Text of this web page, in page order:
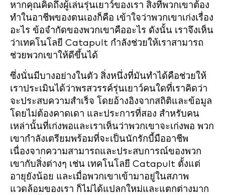
หากคุณคิดถึงผู้เล่นรุ่นเยาว์ของเรา สิ่งที่พวกเขาต้อง
ทำในอาชีพของตนเองก็คือ เข้าใจว่าพวกเขาเก่งเรื่อง
อะไร ข้อจำกัดของพวกเขาคืออะไร ดังนั้น เราจึงเห็น
ว่าเทคโนโลยี Catapult กำลังช่วยให้เราสามารถ
ช่วยพวกเขาให้ดีขึ้นได้
ซึ่งนั่นมีบางอย่างในตัว สิ่งหนึ่งที่มันทำได้คือช่วยให้
เราประเมินได้ว่าพรสวรรค์รุ่นเยาว์คนใดที่เราคิดว่า
จะประสบความสำเร็จ โดยอ้างอิงจากสถิติและข้อมูล
โดยไม่ต้องคาดเดา และประการที่สอง สำหรับคน
เหล่านั้นที่เก่งพอและเราเห็นว่าพวกเขาจะเก่งพอ พวก
เขากำลังเตรียมพร้อมที่จะเป็นนักรักบี้มืออาชีพ
เนื่องจากความสามารถและประสบการณ์ของพวก
เขากับสิ่งต่างๆ เช่น เทคโนโลยี Catapult ตั้งแต่
อายุยังน้อย และเมื่อพวกเขาเข้ามาอยู่ในสภาพ
แวดล้อมของเรา ก็ไม่ได้แปลกใหม่และแตกต่างมาก